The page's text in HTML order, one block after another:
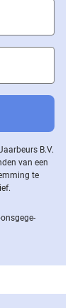
B.V.
van een
te